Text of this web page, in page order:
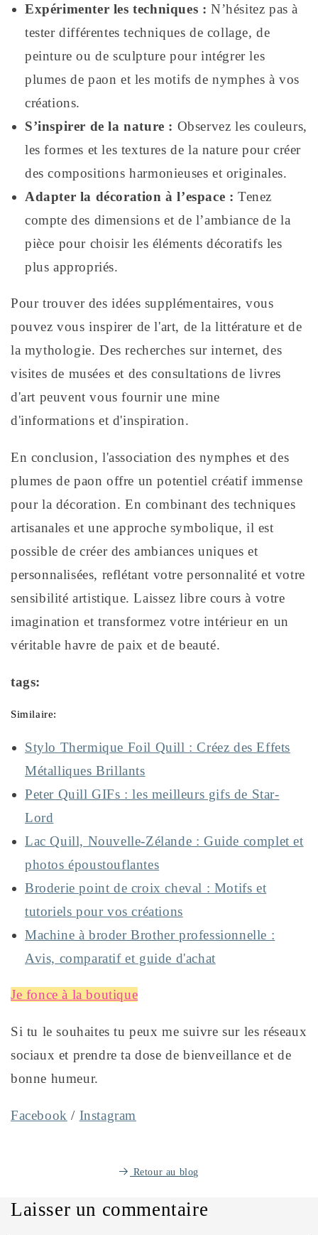
Expérimenter les techniques : N’hésitez pas à
tester différentes techniques de collage, de
peinture ou de sculpture pour intégrer les
plumes de paon et les motifs de nymphes à vos
créations.
S’inspirer de la nature : Observez les couleurs,
les formes et les textures de la nature pour créer
des compositions harmonieuses et originales.
Adapter la décoration à l’espace : Tenez
compte des dimensions et de l’ambiance de la
pièce pour choisir les éléments décoratifs les
plus appropriés.
Pour trouver des idées supplémentaires, vous
pouvez vous inspirer de l'art, de la littérature et de
la mythologie. Des recherches sur internet, des
visites de musées et des consultations de livres
d'art peuvent vous fournir une mine
d'informations et d'inspiration.
En conclusion, l'association des nymphes et des
plumes de paon offre un potentiel créatif immense
pour la décoration. En combinant des techniques
artisanales et une approche symbolique, il est
possible de créer des ambiances uniques et
personnalisées, reflétant votre personnalité et votre
sensibilité artistique. Laissez libre cours à votre
imagination et transformez votre intérieur en un
véritable havre de paix et de beauté.
tags:
Similaire:
Stylo Thermique Foil Quill : Créez des Effets
Métalliques Brillants
Peter Quill GIFs : les meilleurs gifs de Star-
Lord
Lac Quill, Nouvelle-Zélande : Guide complet et
photos époustouflantes
Broderie point de croix cheval : Motifs et
tutoriels pour vos créations
Machine à broder Brother professionnelle :
Avis, comparatif et guide d'achat
Je fonce à la boutique
Si tu le souhaites tu peux me suivre sur les réseaux
sociaux et prendre ta dose de bienveillance et de
bonne humeur.
Facebook / Instagram
Retour au blog
Laisser un commentaire